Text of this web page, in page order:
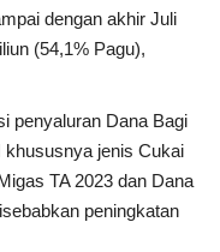
dengan akhir Juli
(54,1% Pagu),
penyaluran Dana Bagi
jenis Cukai
TA 2023 dan Dana
peningkatan